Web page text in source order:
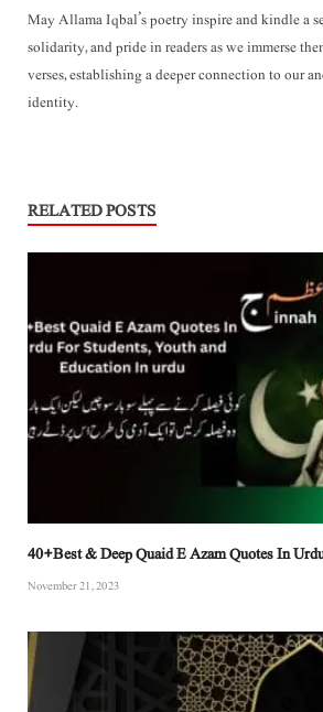
May Allama Iqbal’s poetry inspire and kindle a
solidarity, and pride in readers as we immerse
verses, establishing a deeper connection to our
identity.
RELATED POSTS
40+Best & Deep Quaid E Azam Quotes In
November 21, 2023